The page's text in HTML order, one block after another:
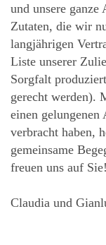
und unsere
Zutaten, die wir
langjährigen
Liste unserer
Sorgfalt
gerecht werden).
einen
verbracht haben,
gemeinsame
freuen uns auf Sie!
Claudia und